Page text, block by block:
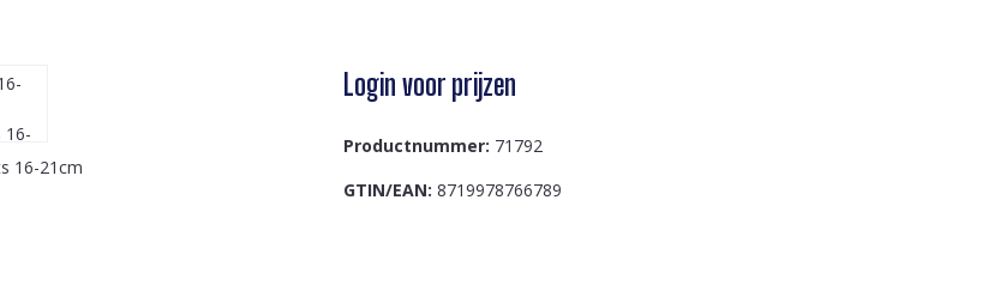
Login voor prijzen
Productnummer: 71792
GTIN/EAN: 8719978766789